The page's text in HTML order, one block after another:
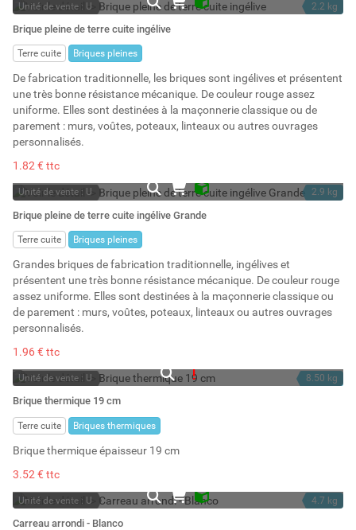
Unité de vente : U
En stock
Stock : 503
2.2 kg
Brique pleine de terre cuite ingélive
Terre cuite Briques pleines
De fabrication traditionnelle, les briques sont ingélives et présentent
une très bonne résistance mécanique. De couleur rouge assez
uniforme. Elles sont destinées à la maçonnerie classique ou de
parement : murs, voûtes, poteaux, linteaux ou autres ouvrages
personnalisés.
1.82 € ttc
Unité de vente : U
En stock
Stock : 611
2.9 kg
Brique pleine de terre cuite ingélive Grande
Terre cuite Briques pleines
Grandes briques de fabrication traditionnelle, ingélives et
présentent une très bonne résistance mécanique. De couleur rouge
assez uniforme. Elles sont destinées à la maçonnerie classique ou
de parement : murs, voûtes, poteaux, linteaux ou autres ouvrages
personnalisés.
1.96 € ttc
Unité de vente : U
En rupture
Stock : -40
8.50 kg
Brique thermique 19 cm
Terre cuite Briques thermiques
Brique thermique épaisseur 19 cm
3.52 € ttc
Unité de vente : U
En stock
4.7 kg
Carreau arrondi - Blanco